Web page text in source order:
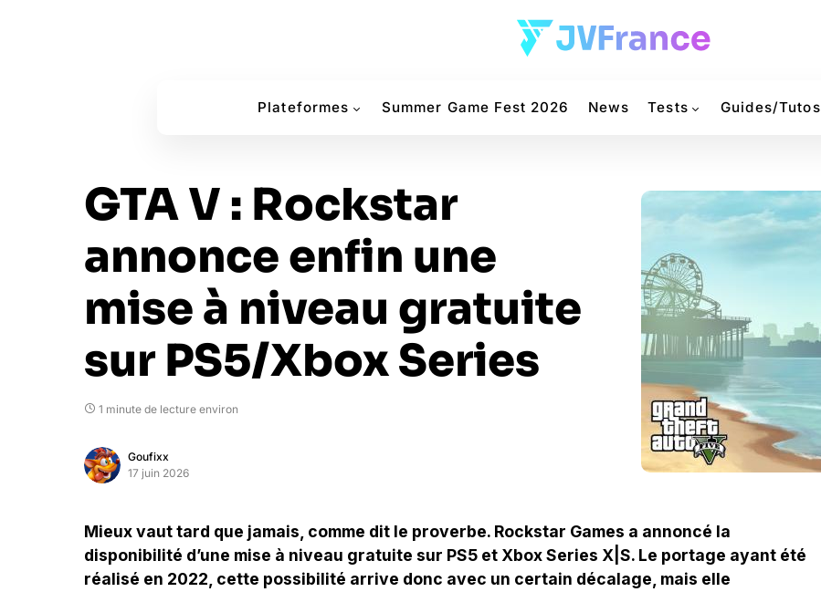
Plateformes Summer Game Fest 2026 News Tests Guides/Tutos
GTA V : Rockstar
annonce enfin une
mise à niveau gratuite
sur PS5/Xbox Series
1 minute de lecture environ
Goufixx
17 juin 2026
Mieux vaut tard que jamais, comme dit le proverbe. Rockstar Games a annoncé la
disponibilité d’une mise à niveau gratuite sur PS5 et Xbox Series X|S. Le portage ayant été
réalisé en 2022, cette possibilité arrive donc avec un certain décalage, mais elle